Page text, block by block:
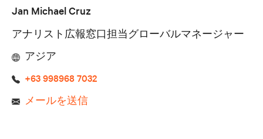
Jan Michael Cruz
アナリスト広報窓口担当グローバルマネージャー
アジア
+63 998968 7032
メールを送信